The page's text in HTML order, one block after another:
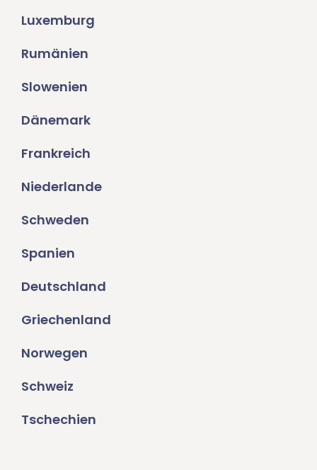
Luxemburg
Rumänien
Slowenien
Dänemark
Frankreich
Niederlande
Schweden
Spanien
Deutschland
Griechenland
Norwegen
Schweiz
Tschechien